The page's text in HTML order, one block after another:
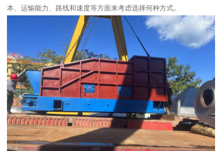
本、运输能力、路线和速度等方面来考虑选择何种方式。